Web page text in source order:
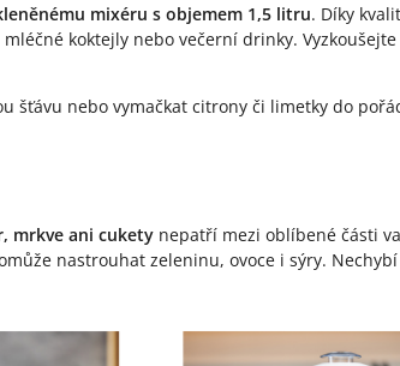
mixéru s objemem 1,5 litru. Díky
koktejly nebo večerní drinky.
šťávu nebo vymačkat citrony či limetky do
mrkve ani cukety nepatří mezi oblíbené části
nastrouhat zeleninu, ovoce i sýry.